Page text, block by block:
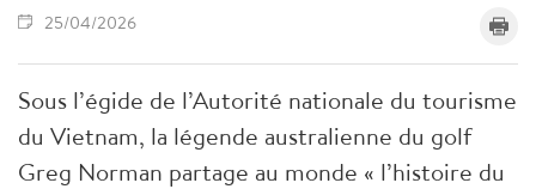
25/04/2026
Sous l’égide de l’Autorité nationale du tourisme
du Vietnam, la légende australienne du golf
Greg Norman partage au monde « l’histoire du